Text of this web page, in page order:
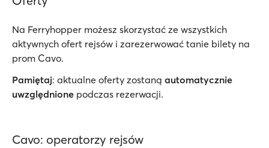
Na Ferryhopper możesz skorzystać ze wszystkich
aktywnych ofert rejsów i zarezerwować tanie bilety na
prom Cavo.
Pamiętaj: aktualne oferty zostaną automatycznie
uwzględnione podczas rezerwacji.
Cavo: operatorzy rejsów